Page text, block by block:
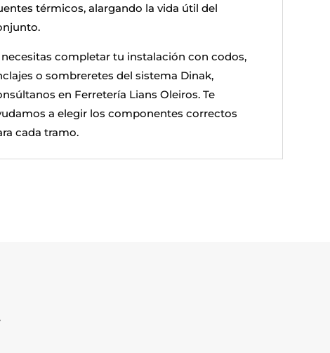
térmicos, alargando la vida útil del
necesitas completar tu instalación con codos,
o sombreretes del sistema Dinak,
en Ferretería Lians Oleiros. Te
a elegir los componentes correctos
cada tramo.